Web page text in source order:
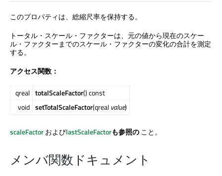
このプロパティは、総縮尺率を保持する。
トータル・スケール・ファクターは、元の値から現在のスケー
ル・ファクターまでのスケール・ファクターの変化の合計を測定
する。
アクセス関数：
qreal totalScaleFactor() const
void setTotalScaleFactor(qreal value)
scaleFactorおよびlastScaleFactorも参照のこと。
メンバ関数ドキュメント